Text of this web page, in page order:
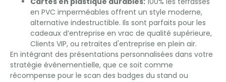
en PVC imperméables offrent un style moderne,
alternative indestructible. Ils sont parfaits pour les
cadeaux d’entreprise en vrac de qualité supérieure,
Clients VIP, ou retraites d'entreprise en plein air.
En intégrant des présentations personnalisées dans votre
stratégie événementielle, que ce soit comme
récompense pour le scan des badges du stand ou